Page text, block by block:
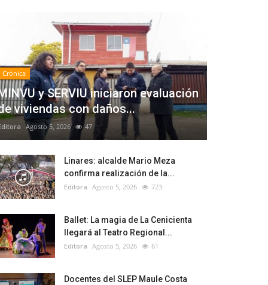
Crónica
y SERVIU iniciaron evaluación
viviendas con daños...
Agosto 5, 2026 47
Linares: alcalde Mario Meza
confirma realización de la...
Editora Agosto 5, 2026 723
Ballet: La magia de La Cenicienta
llegará al Teatro Regional...
Editora Agosto 5, 2026 61
Docentes del SLEP Maule Costa